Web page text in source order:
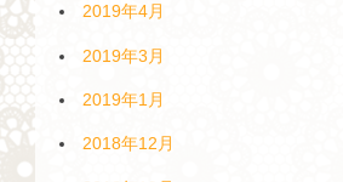
2019年4月
2019年3月
2019年1月
2018年12月